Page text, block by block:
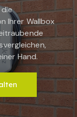
Ihrer Wallbox
Hand.